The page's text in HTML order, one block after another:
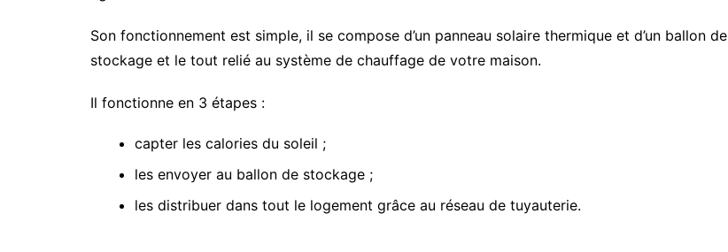
Son fonctionnement est simple, il se compose d’un panneau solaire thermique et d’un ballon de
stockage et le tout relié au système de chauffage de votre maison.
Il fonctionne en 3 étapes :
capter les calories du soleil ;
les envoyer au ballon de stockage ;
les distribuer dans tout le logement grâce au réseau de tuyauterie.